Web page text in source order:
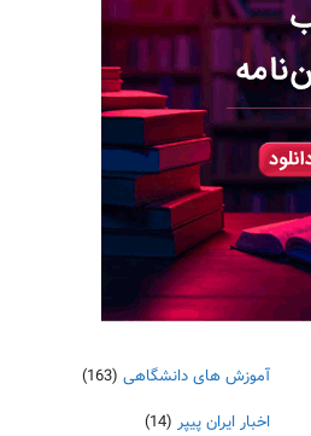
آموزش های دانشگاهی (163)
اخبار ایران پیپر (14)